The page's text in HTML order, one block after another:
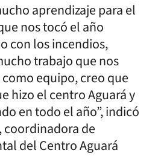
aprendizaje para el
nos tocó el año
con los incendios,
trabajo que nos
equipo, creo que
hizo el centro Aguará y
en todo el año”, indicó
coordinadora de
del Centro Aguará